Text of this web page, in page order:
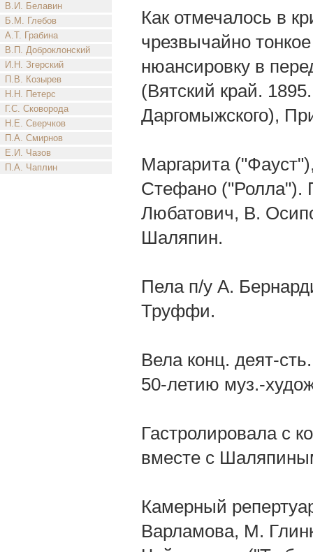
В.И. Белавин
Б.М. Глебов
А.Т. Грабина
В.П. Доброклонский
И.Н. Згерский
П.В. Козырев
Н.Н. Петерс
Г.С. Сковорода
Н.Е. Сверчков
П.А. Смирнов
Е.И. Чазов
П.А. Чаплин
Как отмечалось в
чрезвычайно
нюансировку в
(Вятский край.
Даргомыжского),
Маргарита
Стефано ("Ролла").
Любатович, В.
Шаляпин.
Пела п/у А.
Труффи.
Вела конц. деят-
50-летию муз.-
Гастролировала с
вместе с
Камерный
Варламова, М.